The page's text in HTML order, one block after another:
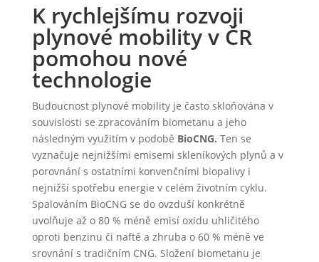
K rychlejšímu rozvoji
plynové mobility v ČR
pomohou nové
technologie
Budoucnost plynové mobility je často skloňována v
souvislosti se zpracováním biometanu a jeho
následným využitím v podobě BioCNG. Ten se
vyznačuje nejnižšími emisemi skleníkových plynů a v
porovnání s ostatními konvenčními biopalivy i
nejnižší spotřebu energie v celém životním cyklu.
Spalováním BioCNG se do ovzduší konkrétně
uvolňuje až o 80 % méně emisí oxidu uhličitého
oproti benzinu či naftě a zhruba o 60 % méně ve
srovnání s tradičním CNG. Složení biometanu je